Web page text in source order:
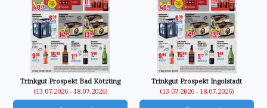
Trinkgut Prospekt Bad Kötzting
(13.07.2026 - 18.07.2026)
Trinkgut Prospekt Ingolstadt
(13.07.2026 - 18.07.2026)